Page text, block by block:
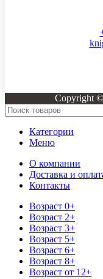
Copyright
Категории
Меню
О компании
Доставка и
Контакты
Возраст 0+
Возраст 2+
Возраст 3+
Возраст 5+
Возраст 6+
Возраст 8+
Возраст от 12+